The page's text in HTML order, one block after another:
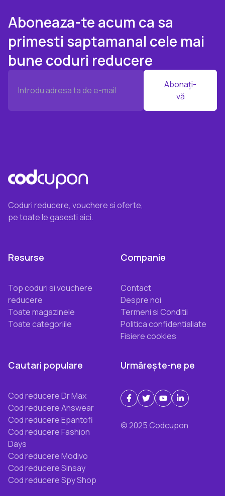
Aboneaza-te acum ca sa
primesti saptamanal cele mai
bune coduri reducere
Abonați-
vă
Coduri reducere, vouchere si oferte,
pe toate le gasesti aici.
Resurse
Top coduri si vouchere
reducere
Toate magazinele
Toate categoriile
Companie
Contact
Despre noi
Termeni si Conditii
Politica confidentialiate
Fisiere cookies
Cautari populare
Cod reducere Dr Max
Cod reducere Answear
Cod reducere Epantofi
Cod reducere Fashion
Days
Cod reducere Modivo
Cod reducere Sinsay
Cod reducere Spy Shop
Urmărește-ne pe
© 2025 Codcupon